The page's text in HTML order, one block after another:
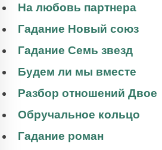
На любовь партнера
Гадание Новый союз
Гадание Семь звезд
Будем ли мы вместе
Разбор отношений Двое
Обручальное кольцо
Гадание роман